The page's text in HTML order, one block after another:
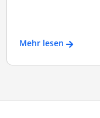
Mehr lesen